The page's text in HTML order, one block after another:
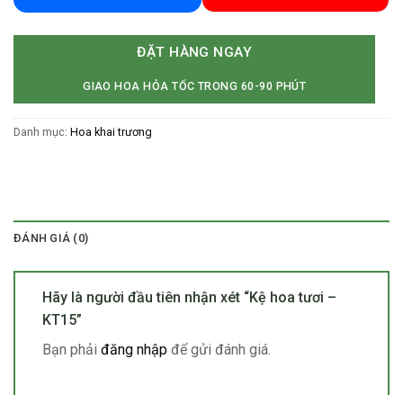
ĐẶT HÀNG NGAY
GIAO HOA HỎA TỐC TRONG 60-90 PHÚT
Danh mục: Hoa khai trương
ĐÁNH GIÁ (0)
Hãy là người đầu tiên nhận xét “Kệ hoa tươi –
KT15”
Bạn phải đăng nhập để gửi đánh giá.